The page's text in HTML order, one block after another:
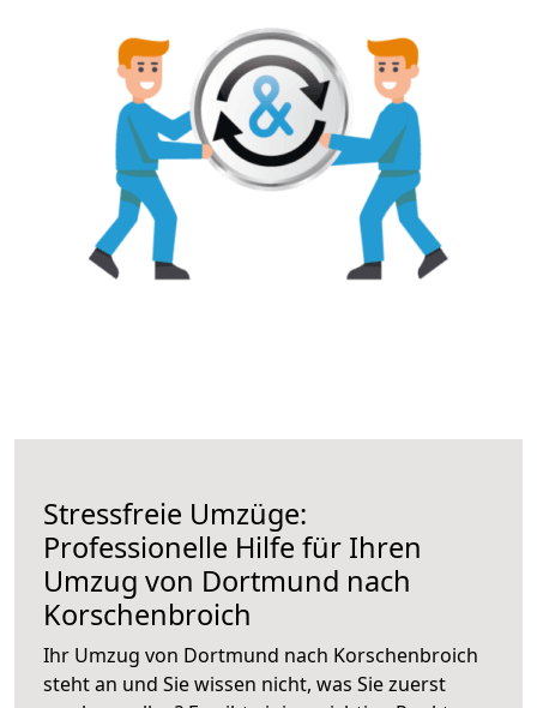
Stressfreie Umzüge:
Professionelle Hilfe für Ihren
Umzug von Dortmund nach
Korschenbroich
Ihr Umzug von Dortmund nach Korschenbroich
steht an und Sie wissen nicht, was Sie zuerst